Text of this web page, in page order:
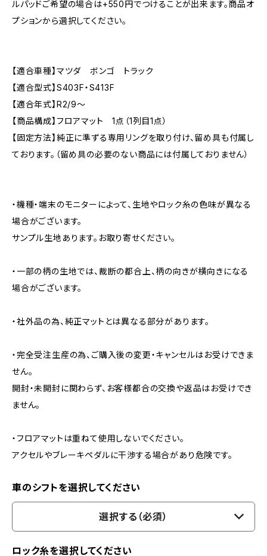
ルパッドご希望の場合は+550円でつけることが出来ます。商品オ
プションから選択してください。
【適合車種】マツダ ボンゴ トラック
【適合型式】S403F・S413F
【適合年式】R2/9〜
【商品構成】フロアマット 1点（1列目1点）
【固定方法】純正に準ずる専用リングを取り付け、留め具も付属し
ております。（留め具の必要のない商品には付属しておりません）
・機種・端末のモニターによって、生地やロック糸の色味が異なる
場合がございます。
サンプル生地あります。お取り寄せください。
・一部の柄の生地では、裁断の都合上、柄の向きが横向きになる
場合がございます。
・社外品の為、純正マットとは異なる部分があります。
・完全受注生産の為、ご購入後の変更・キャンセルはお受けできま
せん。
開封・未開封に関わらず、お客様都合の交換や返品はお受けでき
ません。
・フロアマットは重ねて使用しないでください。
アクセルやブレーキペダルに干渉する場合があり危険です。
車のシフトを選択してください
選択する（必須）
ロック糸を選択してください